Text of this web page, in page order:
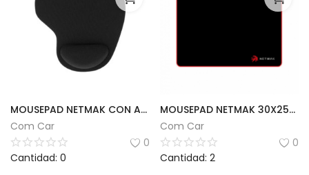
MOUSEPAD NETMAK CON APOYA MUÑECA
Com Car
0
Cantidad: 0
MOUSEPAD NETMAK 30X25CM | MP752
Com Car
0
Cantidad: 2